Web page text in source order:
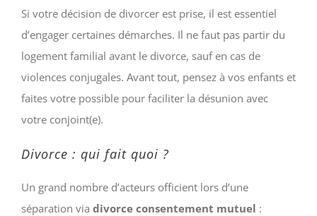
Si votre décision de divorcer est prise, il est essentiel
d’engager certaines démarches. Il ne faut pas partir du
logement familial avant le divorce, sauf en cas de
violences conjugales. Avant tout, pensez à vos enfants et
faites votre possible pour faciliter la désunion avec
votre conjoint(e).
Divorce : qui fait quoi ?
Un grand nombre d’acteurs officient lors d’une
séparation via divorce consentement mutuel :